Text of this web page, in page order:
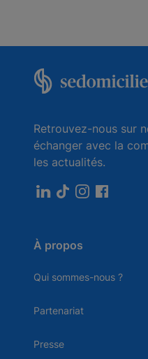
Retrouvez-nous sur
échanger avec la
les actualités.
À propos
Qui sommes-nous ?
Partenariat
Presse